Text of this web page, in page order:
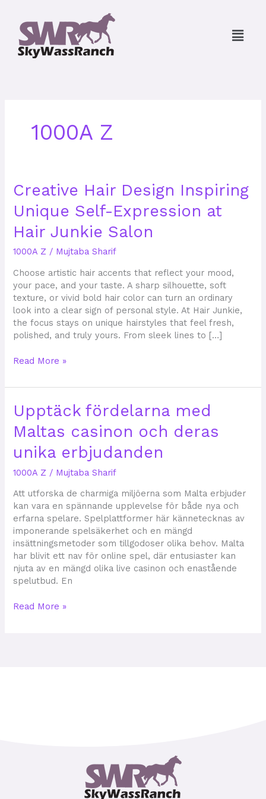
content
Menu
1000A Z
Creative Hair Design Inspiring
Unique Self-Expression at
Hair Junkie Salon
1000A Z / Mujtaba Sharif
Choose artistic hair accents that reflect your mood,
your pace, and your taste. A sharp silhouette, soft
texture, or vivid bold hair color can turn an ordinary
look into a clear sign of personal style. At Hair Junkie,
the focus stays on unique hairstyles that feel fresh,
polished, and truly yours. From sleek lines to […]
Creative
Hair
Design
Inspiring
Unique
Self-
at
Hair
Junkie
Salon
Read More »
Upptäck fördelarna med
Maltas casinon och deras
unika erbjudanden
1000A Z / Mujtaba Sharif
Att utforska de charmiga miljöerna som Malta erbjuder
kan vara en spännande upplevelse för både nya och
erfarna spelare. Spelplattformer här kännetecknas av
imponerande spelsäkerhet och en mängd
insättningsmetoder som tillgodoser olika behov. Malta
har blivit ett nav för online spel, där entusiaster kan
njuta av en mängd olika live casinon och enastående
spelutbud. En
Upptäck
fördelarna
med
Maltas
casinon
och
unika
erbjudanden
Read More »